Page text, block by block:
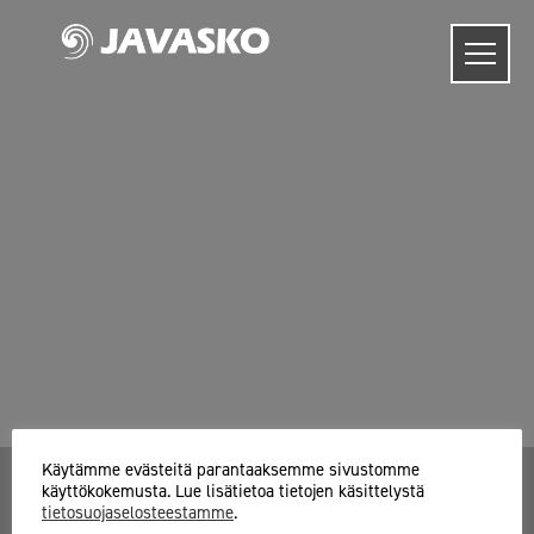
Javasko Oy
Käytämme evästeitä parantaaksemme sivustomme
käyttökokemusta. Lue lisätietoa tietojen käsittelystä
tietosuojaselosteestamme.